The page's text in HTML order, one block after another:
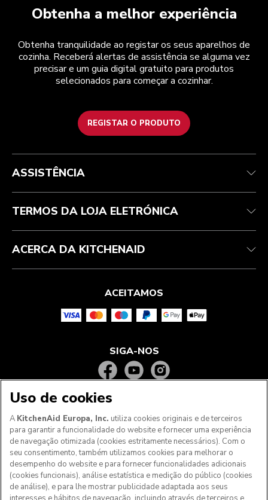
Obtenha a melhor experiência
Obtenha tranquilidade ao registar os seus aparelhos de
cozinha. Receberá alertas de assistência se alguma vez
precisar e um guia digital gratuito para produtos
selecionados para começar a cozinhar.
REGISTAR O PRODUTO
Health Check
Atendimento ao cliente
Acompanhar a sua encomenda
Garantia e documentos
Perguntas frequentes
Termos e condições
Envio e entrega
Devoluções e reembolsos
Marca
ODR
A marca
A nossa história
ASSISTÊNCIA
TERMOS DA LOJA ELETRÓNICA
ACERCA DA KITCHENAID
ACEITAMOS
SIGA-NOS
Aos clientes nos Açores, Madeira e outros territórios
Uso de cookies
A KitchenAid Europa, Inc. utiliza cookies originais e de terceiros
para garantir a funcionalidade do website e fornecer uma experiência
de navegação otimizada (cookies estritamente necessários). Com o
seu consentimento, também utilizamos cookies para melhorar o
desempenho do website e para fornecer funcionalidades adicionais
(cookies funcionais), análise estatística e medição do público (cookies
de análise), e para lhe mostrar publicidade adaptada aos seus